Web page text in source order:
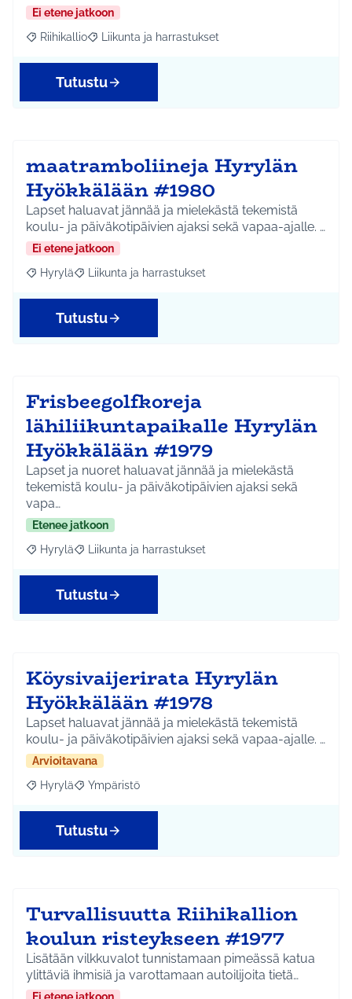
Ei etene jatkoon
Rajaa tulokset aihepiirin mukaan: Riihikallio
Riihikallio Rajaa tulokset teeman mukaan: Liikunta ja
Liikunta ja harrastukset
Tutustu
maatramboliineja Hyrylän
Hyökkälään #1980
Lapset haluavat jännää ja mielekästä tekemistä
koulu- ja päiväkotipäivien ajaksi sekä vapaa-ajalle. …
Ei etene jatkoon
Rajaa tulokset aihepiirin mukaan: Hyrylä
Hyrylä Rajaa tulokset teeman mukaan: Liikunta ja
Liikunta ja harrastukset
Tutustu
Frisbeegolfkoreja
lähiliikuntapaikalle Hyrylän
Hyökkälään #1979
Lapset ja nuoret haluavat jännää ja mielekästä
tekemistä koulu- ja päiväkotipäivien ajaksi sekä
vapa…
Etenee jatkoon
Rajaa tulokset aihepiirin mukaan: Hyrylä
Hyrylä Rajaa tulokset teeman mukaan: Liikunta ja
Liikunta ja harrastukset
Tutustu
Köysivaijerirata Hyrylän
Hyökkälään #1978
Lapset haluavat jännää ja mielekästä tekemistä
koulu- ja päiväkotipäivien ajaksi sekä vapaa-ajalle. …
Arvioitavana
Rajaa tulokset aihepiirin mukaan: Hyrylä
Hyrylä Rajaa tulokset teeman mukaan: Ympäristö
Ympäristö
Tutustu
Turvallisuutta Riihikallion
koulun risteykseen #1977
Lisätään vilkkuvalot tunnistamaan pimeässä katua
ylittäviä ihmisiä ja varottamaan autoilijoita tietä…